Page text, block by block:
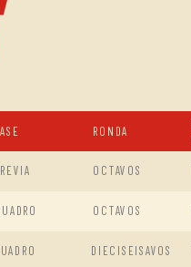
RONDA
OCTAVOS
OCTAVOS
DIECISEISAVOS